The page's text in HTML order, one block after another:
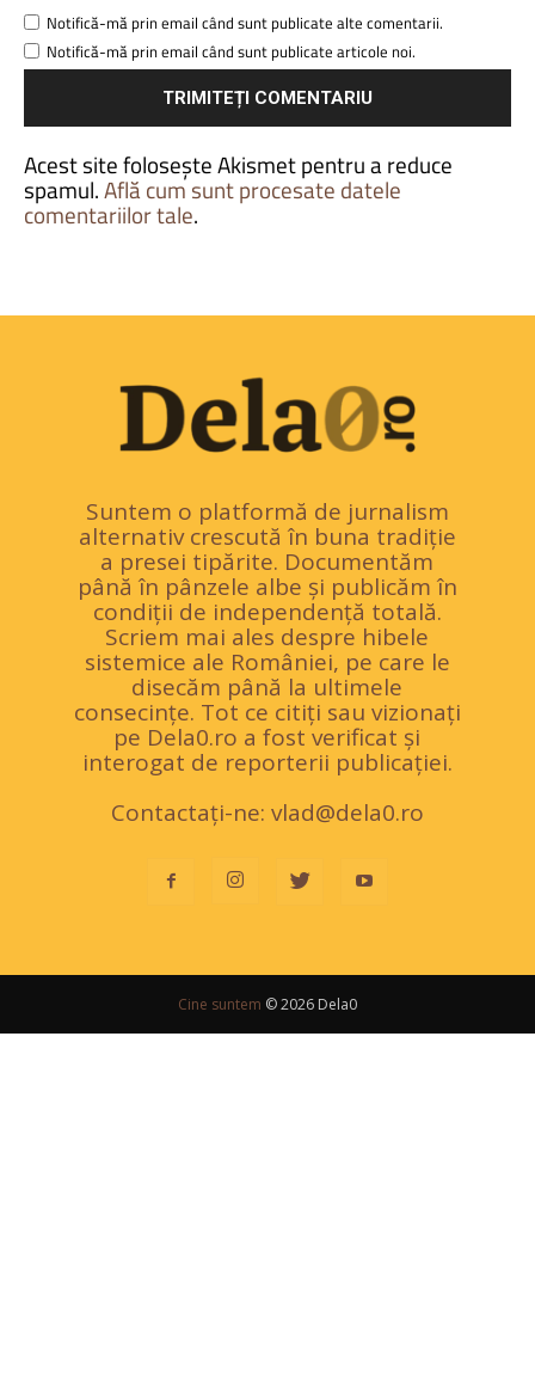
Notifică-mă prin email când sunt publicate alte comentarii.
Notifică-mă prin email când sunt publicate articole noi.
Acest site folosește Akismet pentru a reduce
spamul.Află cum sunt procesate datele
comentariilor tale.
Suntem o platformă de jurnalism
alternativ crescută în buna tradiție
a presei tipărite. Documentăm
până în pânzele albe și publicăm în
condiții de independență totală.
Scriem mai ales despre hibele
sistemice ale României, pe care le
disecăm până la ultimele
consecințe. Tot ce citiți sau vizionați
pe Dela0.ro a fost verificat și
interogat de reporterii publicației.
Contactați-ne: vlad@dela0.ro
Cine suntem © 2026 Dela0